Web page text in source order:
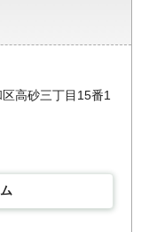
高砂三丁目15番1